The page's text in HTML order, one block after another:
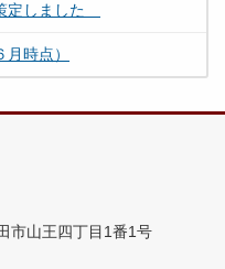
定しました
時点）
山王四丁目1番1号